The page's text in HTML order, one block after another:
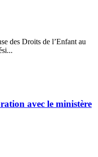
des Droits de l’Enfant au
avec le ministère